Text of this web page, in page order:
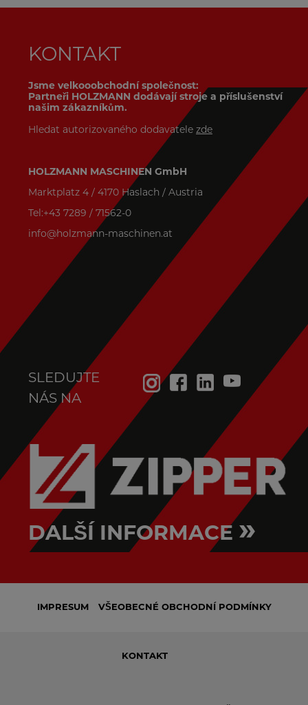
KONTAKT
Jsme velkooobchodní společnost:
Partneři HOLZMANN dodávají stroje a příslušenství
našim zákazníkům.
Hledat autorizovaného dodavatele zde
HOLZMANN MASCHINEN GmbH
Marktplatz 4 / 4170 Haslach / Austria
Tel:+43 7289 / 71562-0
info@holzmann-maschinen.at
SLEDUJTE
NÁS NA
DALŠÍ INFORMACE »
IMPRESUM VŠEOBECNÉ OBCHODNÍ PODMÍNKY
KONTAKT